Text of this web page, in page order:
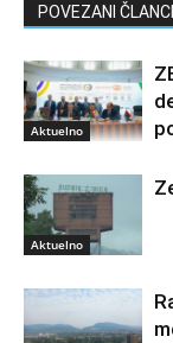
POVEZANI ČLANCI
Aktuelno
Aktuelno